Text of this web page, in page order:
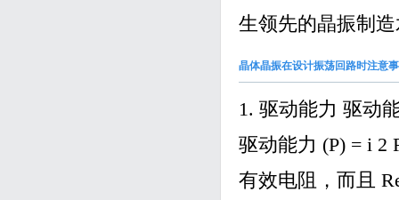
生领先的晶振制
晶体晶振在设计振荡回路时注意
1. 驱动能力 驱动
驱动能力 (P) = i 2
有效电阻，而且